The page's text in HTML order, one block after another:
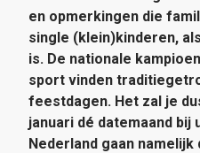
en opmerkingen die
single (klein)kinderen,
is. De nationale
sport vinden
feestdagen. Het zal je
januari dé datemaand
Nederland gaan